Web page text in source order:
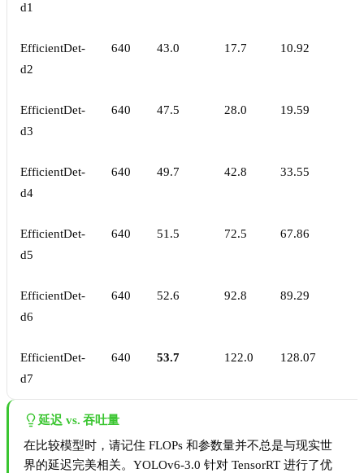
d1
EfficientDet-
d2
640 43.0 17.7 10.92
EfficientDet-
d3
640 47.5 28.0 19.59
EfficientDet-
d4
640 49.7 42.8 33.55
EfficientDet-
d5
640 51.5 72.5 67.86
EfficientDet-
d6
640 52.6 92.8 89.29
EfficientDet-
d7
640 53.7 122.0 128.07
延迟 vs. 吞吐量
在比较模型时，请记住 FLOPs 和参数量并不总是与现实世
界的延迟完美相关。YOLOv6-3.0 针对 TensorRT 进行了优